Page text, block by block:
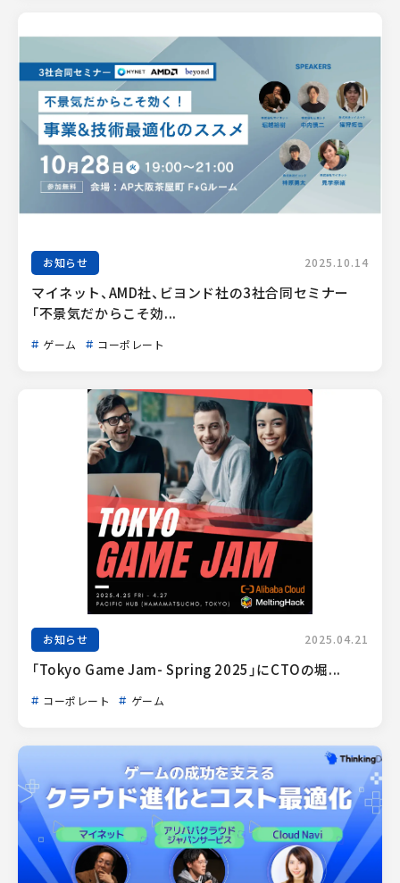
お知らせ 2025.10.14
マイネット、AMD社、ビヨンド社の3社合同セミナー
「不景気だからこそ効...
ゲーム コーポレート
お知らせ 2025.04.21
「Tokyo Game Jam- Spring 2025」にCTOの堀...
コーポレート ゲーム